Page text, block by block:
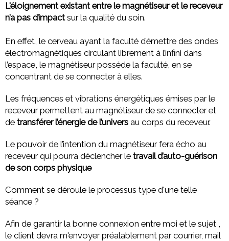
L'éloignement existant entre le magnétiseur et le receveur
n’a pas d’impactsur la qualité du soin.
En effet, le cerveau ayant la faculté d’émettre des ondes
électromagnétiques circulant librement à l’infini dans
l’espace, le magnétiseur posséde la faculté, en se
concentrant de se connecter à elles.
Les fréquences et vibrations énergétiques émises par le
receveur permettent au magnétiseur de se connecter et
de transférer l’énergie de l’univers au corps du receveur.
Le pouvoir de l’intention du magnétiseur fera écho au
receveur qui pourra déclencher le travail d’auto-guérison
de son corps physique
Comment se déroule le processus type d'une telle
séance ?
Afin de garantir la bonne connexion entre moi et le sujet ,
le client devra m'envoyer préalablement par courrier, mail